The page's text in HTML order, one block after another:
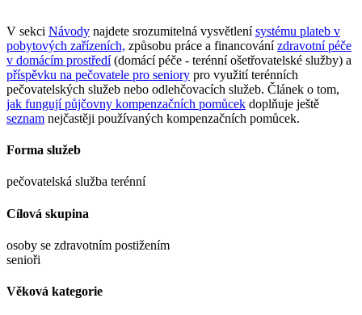
V sekci Návody najdete srozumitelná vysvětlenísystému plateb v
pobytových zařízeních, způsobu práce a financovánízdravotní péče
v domácím prostředí(domácí péče - terénní ošetřovatelské služby) a
příspěvku na pečovatele pro seniory pro využití terénních
pečovatelských služeb nebo odlehčovacích služeb. Článek o tom,
jak fungují půjčovny kompenzačních pomůcek doplňuje ještě
seznam nejčastěji používaných kompenzačních pomůcek.
Forma služeb
pečovatelská služba terénní
Cílová skupina
osoby se zdravotním postižením
senioři
Věková kategorie